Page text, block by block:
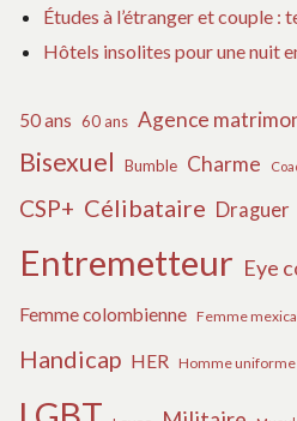
Études à l’étranger et couple :
Hôtels insolites pour une nuit
50 ans 60 ans Agence
Bisexuel Bumble Charme
CSP+ Célibataire Draguer
Entremetteur Eye
Femme colombienne Femme
Handicap HER Homme uniforme